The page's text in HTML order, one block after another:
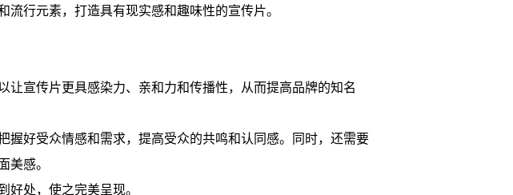
行元素，打造具有现实感和趣味性的宣传片。
宣传片更具感染力、亲和力和传播性，从而提高品牌的知名
好受众情感和需求，提高受众的共鸣和认同感。同时，还需要
美感。
好处，使之完美呈现。